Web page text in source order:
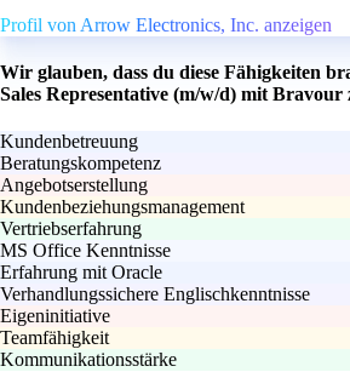
Profil von Arrow Electronics, Inc. anzeigen
Wir glauben, dass du diese Fähigkeiten
Sales Representative (m/w/d) mit Bravour
Kundenbetreuung
Beratungskompetenz
Angebotserstellung
Kundenbeziehungsmanagement
Vertriebserfahrung
MS Office Kenntnisse
Erfahrung mit Oracle
Verhandlungssichere Englischkenntnisse
Eigeninitiative
Teamfähigkeit
Kommunikationsstärke